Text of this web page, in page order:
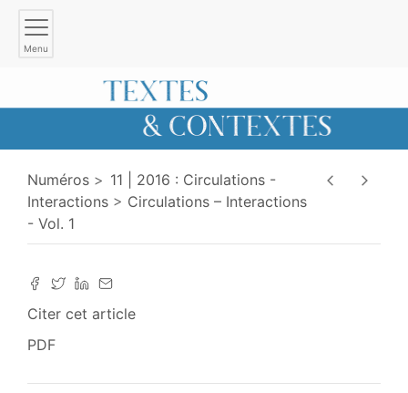
Menu
Numéros
11 | 2016 : Circulations -
Interactions
Circulations – Interactions
- Vol. 1
Citer cet article
PDF